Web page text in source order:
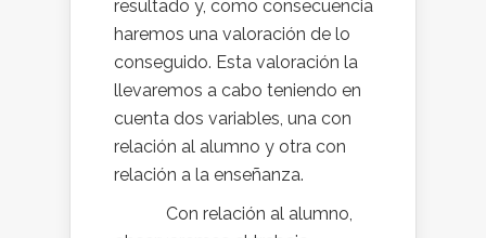
resultado y, como consecuencia
haremos una valoración de lo
conseguido. Esta valoración la
llevaremos a cabo teniendo en
cuenta dos variables, una con
relación al alumno y otra con
relación a la enseñanza.
Con relación al alumno,